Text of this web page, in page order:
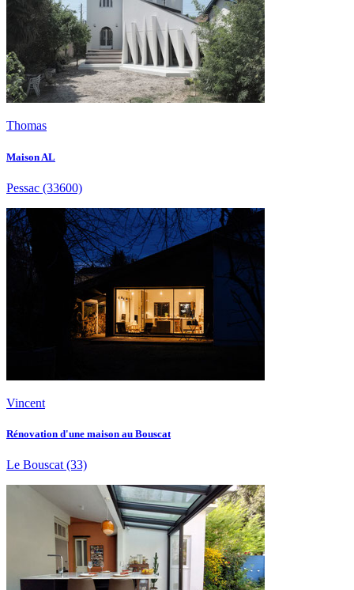
Thomas
Maison AL
Pessac (33600)
Vincent
Rénovation d'une maison au Bouscat
Le Bouscat (33)